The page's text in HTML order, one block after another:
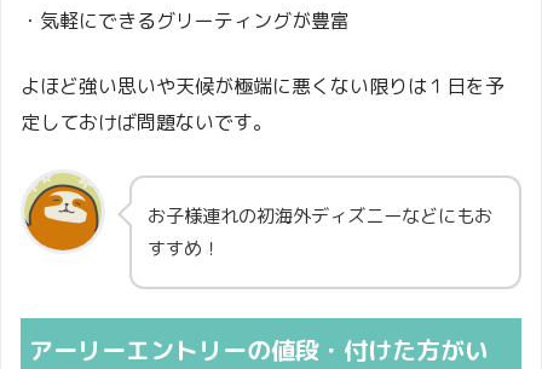
・気軽にできるグリーティングが豊富
よほど強い思いや天候が極端に悪くない限りは１日を予
定しておけば問題ないです。
お子様連れの初海外ディズニーなどにもお
すすめ！
アーリーエントリーの値段・付けた方がい